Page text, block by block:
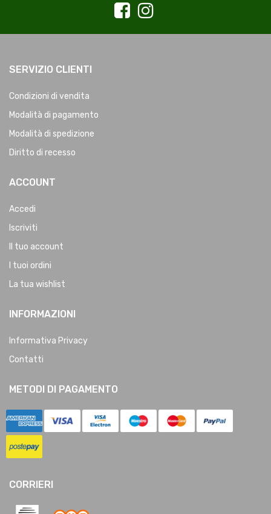
SERVIZIO CLIENTI
Condizioni di vendita
Modalità di pagamento
Modalità di spedizione
Diritto di recesso
ACCOUNT
Accedi
Iscriviti
Il tuo account
I tuoi ordini
La tua wishlist
INFORMAZIONI
Informativa Privacy
Contatti
METODI DI PAGAMENTO
CORRIERI